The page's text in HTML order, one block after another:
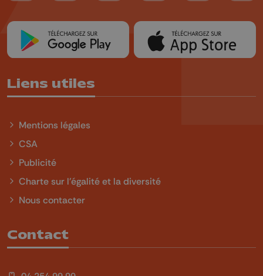
Liens utiles
Mentions légales
CSA
Publicité
Charte sur l'égalité et la diversité
Nous contacter
Contact